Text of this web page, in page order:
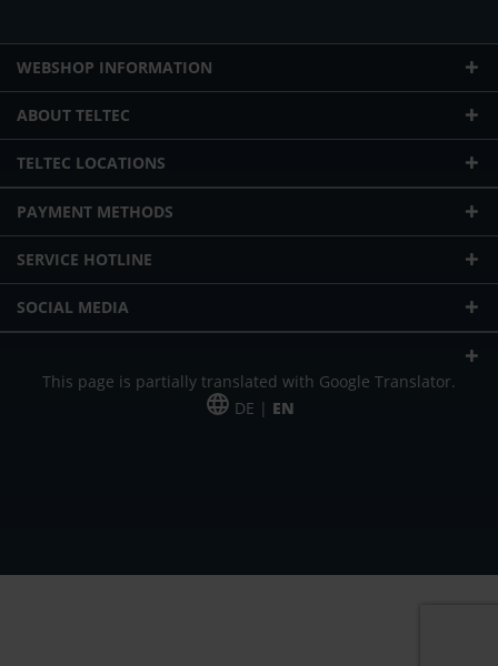
WEBSHOP INFORMATION
ABOUT TELTEC
TELTEC LOCATIONS
PAYMENT METHODS
SERVICE HOTLINE
SOCIAL MEDIA
This page is partially translated with Google Translator.
DE | EN